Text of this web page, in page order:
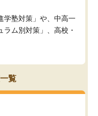
学塾対策」や、中高一
ム別対策」、高校・
覧